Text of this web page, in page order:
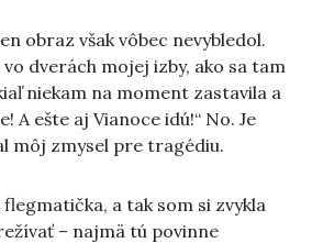
obraz však vôbec nevybledol.
dverách mojej izby, ako sa tam
niekam na moment zastavila a
A ešte aj Vianoce idú!“ No. Je
môj zmysel pre tragédiu.
a tak som si zvykla
– najmä tú povinne